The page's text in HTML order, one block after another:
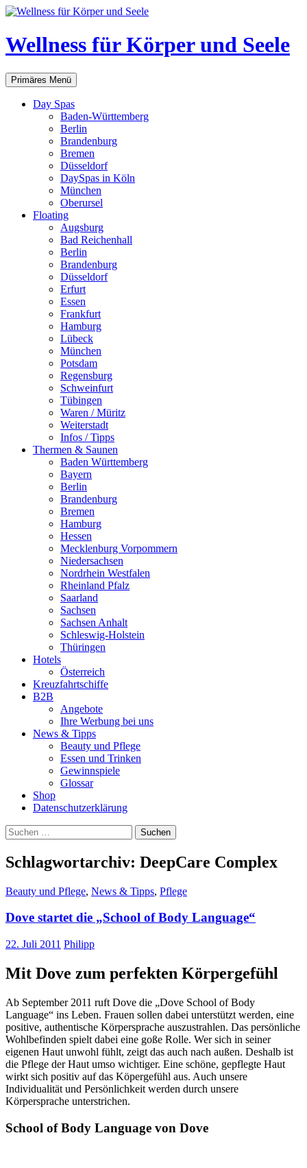
Zum
springen
Wellness für Körper und Seele
Suchen
Primäres Menü
Day Spas
Baden-Württemberg
Berlin
Brandenburg
Bremen
Düsseldorf
DaySpas in Köln
München
Oberursel
Floating
Augsburg
Bad Reichenhall
Berlin
Brandenburg
Düsseldorf
Erfurt
Essen
Frankfurt
Hamburg
Lübeck
München
Potsdam
Regensburg
Schweinfurt
Tübingen
Waren / Müritz
Weiterstadt
Infos / Tipps
Thermen & Saunen
Baden Württemberg
Bayern
Berlin
Brandenburg
Bremen
Hamburg
Hessen
Mecklenburg Vorpommern
Niedersachsen
Nordrhein Westfalen
Rheinland Pfalz
Saarland
Sachsen
Sachsen Anhalt
Schleswig-Holstein
Thüringen
Hotels
Österreich
Kreuzfahrtschiffe
B2B
Angebote
Ihre Werbung bei uns
News & Tipps
Beauty und Pflege
Essen und Trinken
Gewinnspiele
Glossar
Shop
Datenschutzerklärung
Suchen
nach:
Schlagwortarchiv: DeepCare Complex
Beauty und Pflege, News & Tipps, Pflege
Dove startet die „School of Body Language“
22. Juli 2011 Philipp
Mit Dove zum perfekten Körpergefühl
Ab September 2011 ruft Dove die „Dove School of Body
Language“ ins Leben. Frauen sollen dabei unterstützt werden, eine
positive, authentische Körpersprache auszustrahlen. Das persönliche
Wohlbefinden spielt dabei eine goße Rolle. Wer sich in seiner
eigenen Haut unwohl fühlt, zeigt das auch nach außen. Deshalb ist
die Pflege der Haut umso wichtiger. Eine schöne, gepflegte Haut
wirkt sich positiv auf das Köpergefühl aus. Auch unsere
Individualität und Persönlichkeit werden durch unsere
Körpersprache unterstrichen.
School of Body Language von Dove